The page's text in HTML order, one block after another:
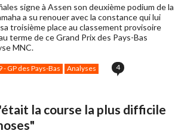
signe à Assen son deuxième podium de la
a su renouer avec la constance qui lui
troisième place au classement provisoire
terme de ce Grand Prix des Pays-Bas
MNC.
- GP des Pays-Bas Analyses 4
la course la plus difficile